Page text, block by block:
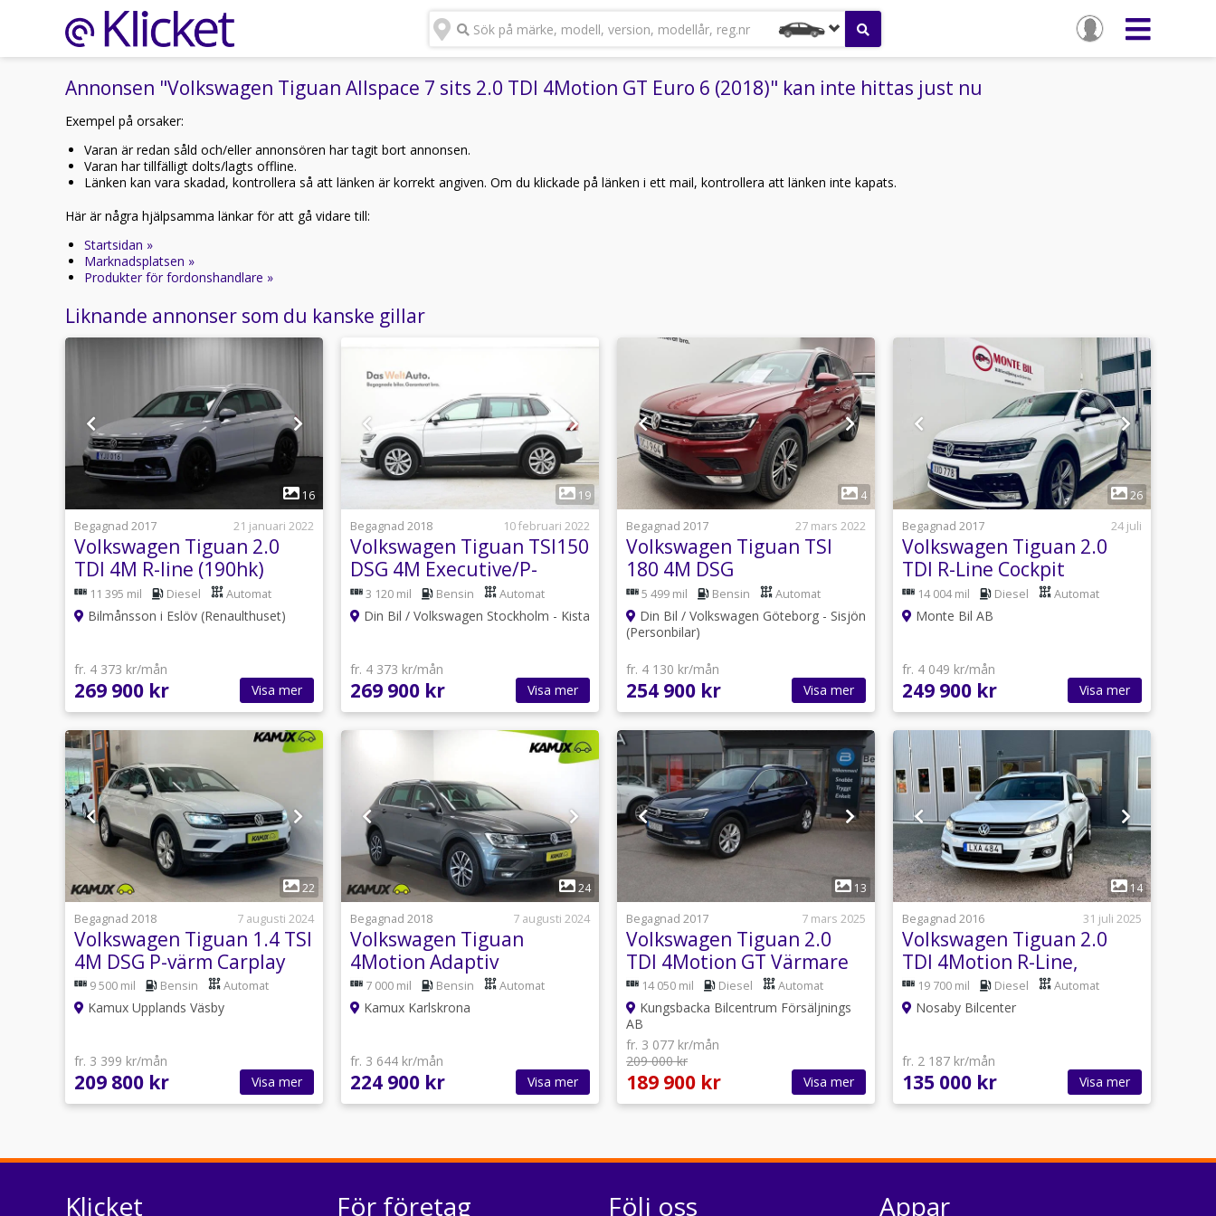
Sök på märke, modell, version, modellår, reg.nr
Annonsen "Volkswagen Tiguan Allspace 7 sits 2.0 TDI 4Motion GT Euro 6 (2018)" kan inte hittas just nu
Exempel på orsaker:
Varan är redan såld och/eller annonsören har tagit bort annonsen.
Varan har tillfälligt dolts/lagts offline.
Länken kan vara skadad, kontrollera så att länken är korrekt angiven. Om du klickade på länken i ett mail, kontrollera att länken inte kapats.
Här är några hjälpsamma länkar för att gå vidare till:
Startsidan »
Marknadsplatsen »
Produkter för fordonshandlare »
Liknande annonser som du kanske gillar
16
Begagnad 2017
21 januari 2022
Volkswagen Tiguan 2.0
TDI 4M R-line (190hk)
11 395 mil Diesel Automat
Bilmånsson i Eslöv (Renaulthuset)
fr. 4 373 kr/mån
269 900 kr Visa mer
1
19
Begagnad 2018
10 februari 2022
Volkswagen Tiguan TSI150
DSG 4M Executive/P-
värmare/Drag
3 120 mil Bensin Automat
Din Bil / Volkswagen Stockholm - Kista
fr. 4 373 kr/mån
269 900 kr Visa mer
1
4
Begagnad 2017
27 mars 2022
Volkswagen Tiguan TSI
180 4M DSG
Executive/Drag/Värmare
5 499 mil Bensin Automat
Din Bil / Volkswagen Göteborg - Sisjön
(Personbilar)
fr. 4 130 kr/mån
254 900 kr Visa mer
1
26
Begagnad 2017
24 juli
Volkswagen Tiguan 2.0
TDI R-Line Cockpit
Värmare Dynaudio ränta
3,45 %
14 004 mil Diesel Automat
Monte Bil AB
fr. 4 049 kr/mån
249 900 kr Visa mer
1
22
Begagnad 2018
7 augusti 2024
Volkswagen Tiguan 1.4 TSI
4M DSG P-värm Carplay
150hk
9 500 mil Bensin Automat
Kamux Upplands Väsby
fr. 3 399 kr/mån
209 800 kr Visa mer
1
24
Begagnad 2018
7 augusti 2024
Volkswagen Tiguan
4Motion Adaptiv
farthållare 150hk
7 000 mil Bensin Automat
Kamux Karlskrona
fr. 3 644 kr/mån
224 900 kr Visa mer
13
Begagnad 2017
7 mars 2025
Volkswagen Tiguan 2.0
TDI 4Motion GT Värmare
Drag Backkamra
14 050 mil Diesel Automat
Kungsbacka Bilcentrum Försäljnings
AB
fr. 3 077 kr/mån
209 000 kr
189 900 kr Visa mer
1
14
Begagnad 2016
31 juli 2025
Volkswagen Tiguan 2.0
TDI 4Motion R-Line,
Panorama, Dragkrok
19 700 mil Diesel Automat
Nosaby Bilcenter
fr. 2 187 kr/mån
135 000 kr Visa mer
Klicket För företag Följ oss Appar